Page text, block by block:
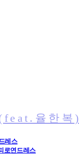
율한복)
레스
로연드레스